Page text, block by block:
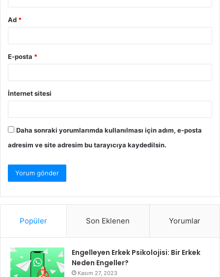
Ad *
E-posta *
İnternet sitesi
Daha sonraki yorumlarımda kullanılması için adım, e-posta
adresim ve site adresim bu tarayıcıya kaydedilsin.
Popüler Son Eklenen Yorumlar
Engelleyen Erkek Psikolojisi: Bir Erkek
Neden Engeller?
Kasım 27, 2023